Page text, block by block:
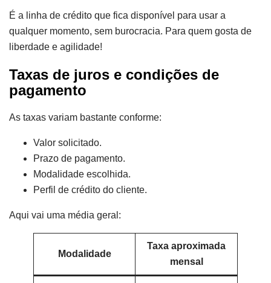
É a linha de crédito que fica disponível para usar a
qualquer momento, sem burocracia. Para quem gosta de
liberdade e agilidade!
Taxas de juros e condições de
pagamento
As taxas variam bastante conforme:
Valor solicitado.
Prazo de pagamento.
Modalidade escolhida.
Perfil de crédito do cliente.
Aqui vai uma média geral:
Modalidade
Taxa aproximada
mensal